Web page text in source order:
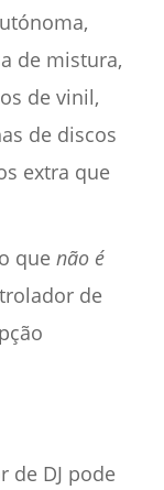
de mistura,
de vinil,
de discos
extra que
que não é
de
de DJ pode